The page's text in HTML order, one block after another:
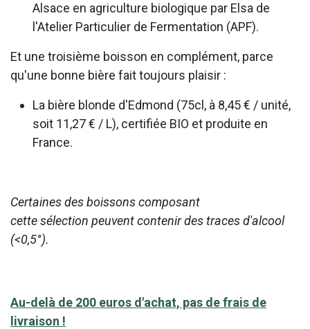
Alsace en agriculture biologique par Elsa de
l'Atelier Particulier de Fermentation (APF).
Et une troisième boisson en complément, parce
qu'une bonne bière fait toujours plaisir :
La bière blonde d'Edmond (75cl, à 8,45 € / unité,
soit 11,27 € / L), certifiée BIO et produite en
France.
Certaines des boissons composant
cette sélection peuvent contenir des traces d'alcool
(<0,5°).
Au-delà de 200 euros d'achat, pas de frais de
livraison !